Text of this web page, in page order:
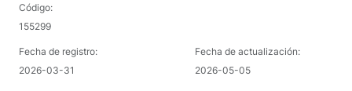
Código:
155299
Fecha de registro:
2026-03-31
Fecha de actualización:
2026-05-05